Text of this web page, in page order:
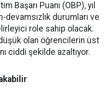
Başarı Puanı (OBP), yıl
devamsızlık durumları ve
role sahip olacak.
olan öğrencilerin üst
ciddi şekilde azaltıyor.